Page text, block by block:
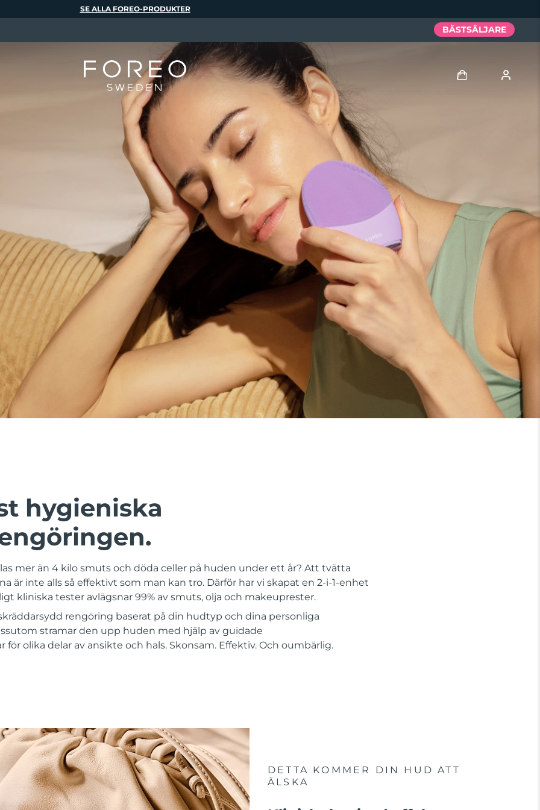
hygieniska
mer än 4 kilo smuts och döda celler på huden under ett år? Att tvätta
är inte alls så effektivt som man kan tro. Därför har vi skapat en 2-i-1-enhet
kliniska tester avlägsnar 99% av smuts, olja och makeuprester.
rengöring baserat på din hudtyp och dina personliga
stramar den upp huden med hjälp av guidade
för olika delar av ansikte och hals. Skonsam. Effektiv. Och oumbärlig.
DETTA KOMMER DIN HUD ATT
ÄLSKA
SE ALLA FOREO-PRODUKTER
BÄSTSÄLJARE
Mina beställningar
Mina adresser
Mina prenumerationer